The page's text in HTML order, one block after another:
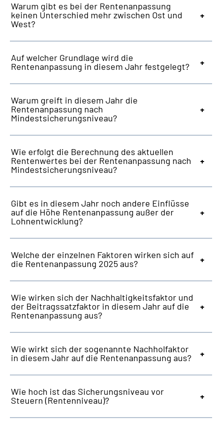
Warum gibt es bei der Rentenanpassung
keinen Unterschied mehr zwischen Ost und
West?
Auf welcher Grundlage wird die
Rentenanpassung in diesem Jahr festgelegt?
Warum greift in diesem Jahr die
Rentenanpassung nach
Mindestsicherungsniveau?
Wie erfolgt die Berechnung des aktuellen
Rentenwertes bei der Rentenanpassung nach
Mindestsicherungsniveau?
Gibt es in diesem Jahr noch andere Einflüsse
auf die Höhe Rentenanpassung außer der
Lohnentwicklung?
Welche der einzelnen Faktoren wirken sich auf
die Rentenanpassung 2025 aus?
Wie wirken sich der Nachhaltigkeitsfaktor und
der Beitragssatzfaktor in diesem Jahr auf die
Rentenanpassung aus?
Wie wirkt sich der sogenannte Nachholfaktor
in diesem Jahr auf die Rentenanpassung aus?
Wie hoch ist das Sicherungsniveau vor
Steuern (Rentenniveau)?